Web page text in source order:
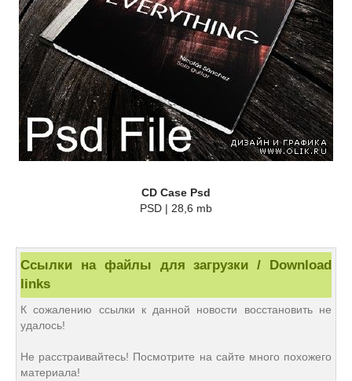
CD Case Psd
PSD | 28,6 mb
Ссылки на файлы для загрузки / Download
links
К сожалению ссылки к данной новости восстановить не
удалось!
Не расстраивайтесь! Посмотрите на сайте много похожего
материала!